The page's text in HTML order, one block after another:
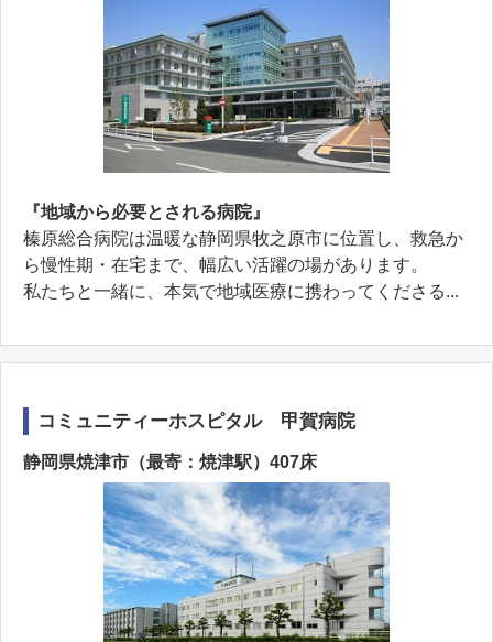
『地域から必要とされる病院』
榛原総合病院は温暖な静岡県牧之原市に位置し、救急か
ら慢性期・在宅まで、幅広い活躍の場があります。
私たちと一緒に、本気で地域医療に携わってくださる...
コミュニティーホスピタル 甲賀病院
静岡県焼津市（最寄：焼津駅）407床